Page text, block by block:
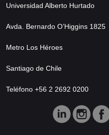
Universidad Alberto Hurtado
Avda. Bernardo O’Higgins 1825
Metro Los Héroes
Santiago de Chile
Teléfono +56 2 2692 0200